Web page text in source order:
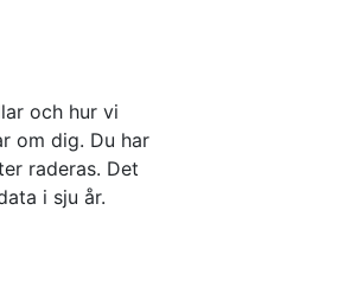
och hur vi
om dig. Du har
raderas. Det
i sju år.